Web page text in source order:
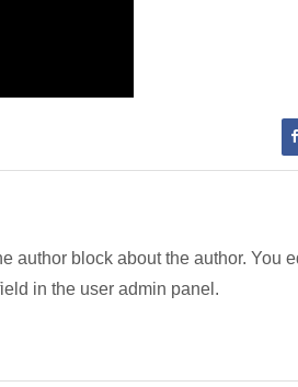
author block about the author. You
in the user admin panel.